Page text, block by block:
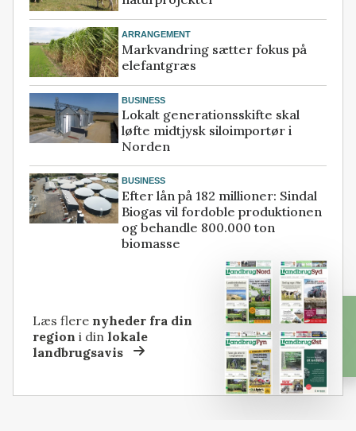
ARRANGEMENT
Markvandring sætter fokus på
elefantgræs
BUSINESS
Lokalt generationsskifte skal
løfte midtjysk siloimportør i
Norden
BUSINESS
Efter lån på 182 millioner: Sindal
Biogas vil fordoble produktionen
og behandle 800.000 ton
biomasse
Læs flere nyheder fra din
region i dinlokale
landbrugsavis